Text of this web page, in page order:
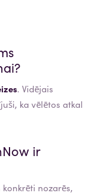
. Vidējais
ka vēlētos atkal
ir
nozarēs,